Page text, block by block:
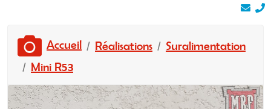
Accueil Réalisations
Suralimentation
Mini R53